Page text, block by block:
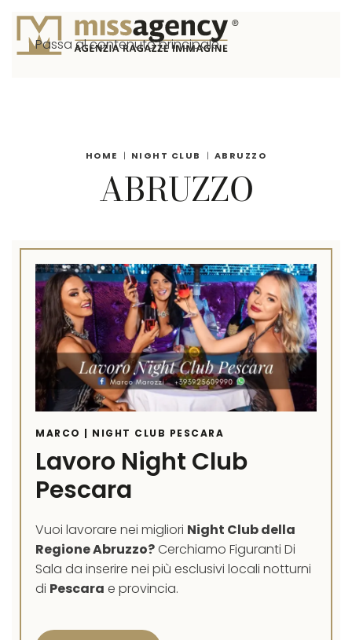
Passa al contenuto principale
HOME NIGHT CLUB ABRUZZO
ABRUZZO
MARCO | NIGHT CLUB PESCARA
Lavoro Night Club
Pescara
Vuoi lavorare nei migliori Night Club della
Regione Abruzzo?Cerchiamo Figuranti Di
Sala da inserire nei più esclusivi locali notturni
di Pescara e provincia.